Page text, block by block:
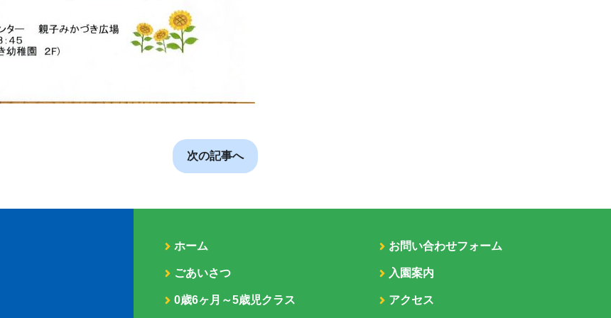
次の記事へ
ホーム
ごあいさつ
0歳6ヶ月～5歳児クラス
お問い合わせフォーム
入園案内
アクセス